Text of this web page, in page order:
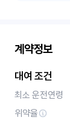
계약정보
대여 조건
최소 운전연령
위약율